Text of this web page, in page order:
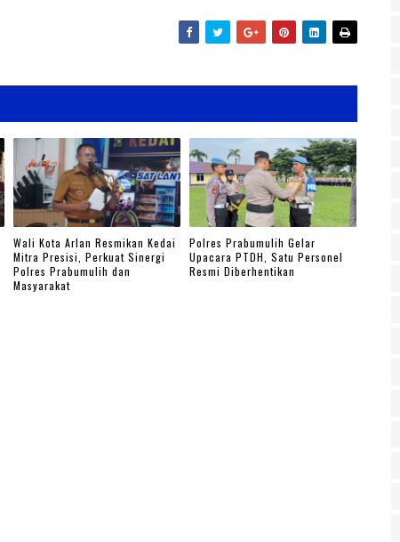
Wali Kota Arlan Resmikan Kedai
Mitra Presisi, Perkuat Sinergi
Polres Prabumulih dan
Masyarakat
Polres Prabumulih Gelar
Upacara PTDH, Satu Personel
Resmi Diberhentikan